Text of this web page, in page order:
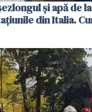
și apă de
din Italia.